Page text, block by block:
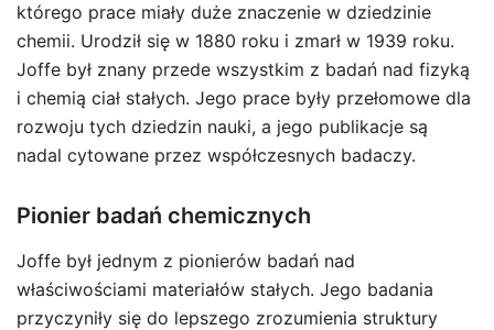
którego prace miały duże znaczenie w dziedzinie
chemii. Urodził się w 1880 roku i zmarł w 1939 roku.
Joffe był znany przede wszystkim z badań nad fizyką
i chemią ciał stałych. Jego prace były przełomowe dla
rozwoju tych dziedzin nauki, a jego publikacje są
nadal cytowane przez współczesnych badaczy.
Pionier badań chemicznych
Joffe był jednym z pionierów badań nad
właściwościami materiałów stałych. Jego badania
przyczyniły się do lepszego zrozumienia struktury